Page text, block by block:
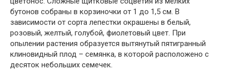
бутонов собраны в корзиночки от 1 до 1,5 см. В
зависимости от сорта лепестки окрашены в белый,
розовый, желтый, голубой, фиолетовый цвет. При
опылении растения образуется вытянутый пятигранный
клиновидный плод – семянка, в которой расположено с
десяток небольших семечек.